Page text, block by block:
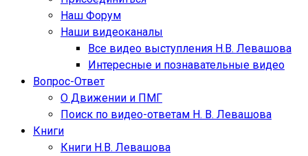
Наш Форум
Наши видеоканалы
Все видео выступления Н.В. Левашова
Интересные и познавательные видео
Вопрос-Ответ
О Движении и ПМГ
Поиск по видео-ответам Н. В. Левашова
Книги
Книги Н.В. Левашова